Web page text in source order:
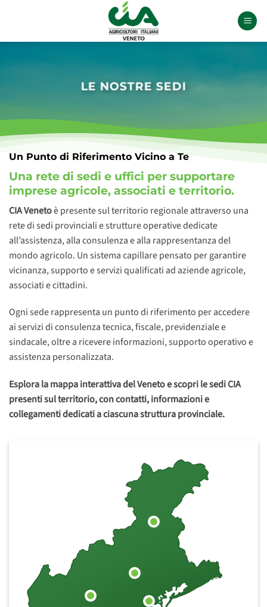
LE NOSTRE SEDI
Un Punto di Riferimento Vicino a Te
Una rete di sedi e uffici per supportare
imprese agricole, associati e territorio.
CIA Venetoè presente sul territorio regionale attraverso una
rete di sedi provinciali e strutture operative dedicate
all’assistenza, alla consulenza e alla rappresentanza del
mondo agricolo. Un sistema capillare pensato per garantire
vicinanza, supporto e servizi qualificati ad aziende agricole,
associati e cittadini.
Ogni sede rappresenta un punto di riferimento per accedere
ai servizi di consulenza tecnica, fiscale, previdenziale e
sindacale, oltre a ricevere informazioni, supporto operativo e
assistenza personalizzata.
Esplora la mappa interattiva del Veneto e scopri le sedi CIA
presenti sul territorio, con contatti, informazioni e
collegamenti dedicati a ciascuna struttura provinciale.